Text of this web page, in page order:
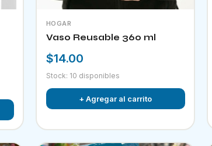
HOGAR
Vaso Reusable 360 ml
$14.00
Stock: 10 disponibles
+ Agregar al carrito